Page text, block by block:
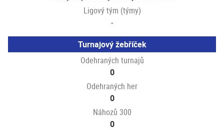
Ligový tým (týmy)
-
Turnajový žebříček
Odehraných turnajů
0
Odehraných her
0
Náhozů 300
0